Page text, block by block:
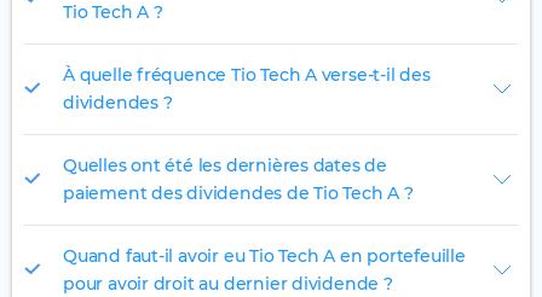
Tio Tech A ?
À quelle fréquence Tio Tech A verse-t-il des
dividendes ?
Quelles ont été les dernières dates de
paiement des dividendes de Tio Tech A ?
Quand faut-il avoir eu Tio Tech A en portefeuille
pour avoir droit au dernier dividende ?